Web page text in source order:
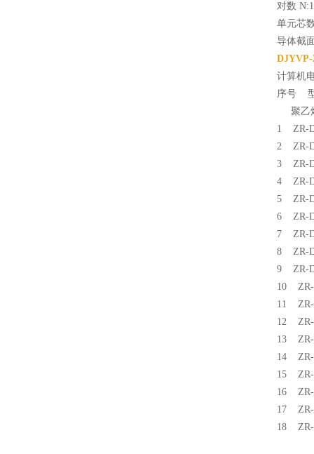
对数
单元芯
导体截
DJYVP-
计算机
序号
聚乙
1 ZR-
2 ZR-
3 ZR-
4 ZR-
5 ZR-
6 ZR-
7 ZR-
8 ZR-
9 ZR-
10 ZR-
11 ZR-
12 ZR-
13 ZR-
14 ZR-
15 ZR-
16 ZR-
17 ZR-
18 ZR-